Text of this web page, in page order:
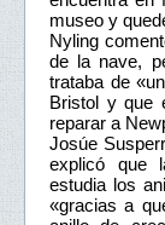
museo y
Nyling
de la nave,
trataba de
Bristol y que
reparar a
Josúe
explicó que
estudia los
«gracias a